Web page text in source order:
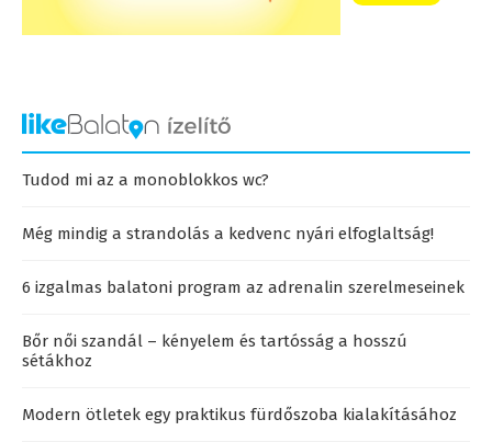
Tudod mi az a monoblokkos wc?
Még mindig a strandolás a kedvenc nyári elfoglaltság!
6 izgalmas balatoni program az adrenalin szerelmeseinek
Bőr női szandál – kényelem és tartósság a hosszú
sétákhoz
Modern ötletek egy praktikus fürdőszoba kialakításához